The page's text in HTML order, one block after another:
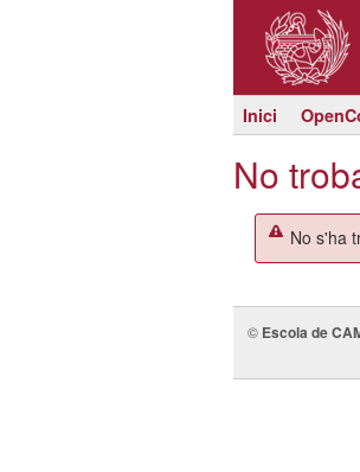
Inici
No
No s'ha
© Escola de